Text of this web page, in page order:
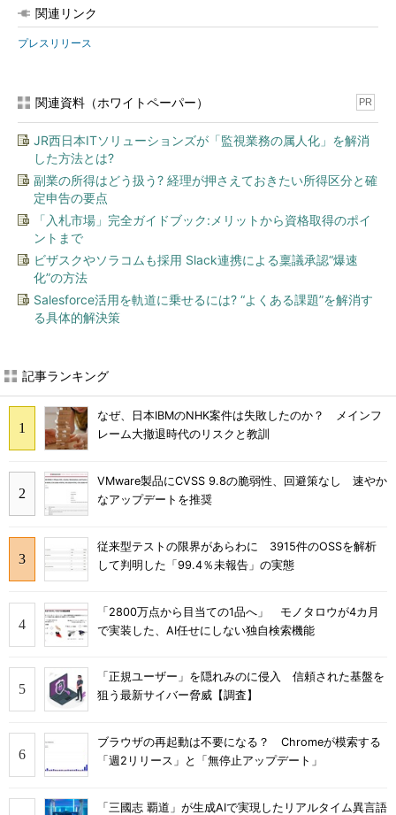
関連リンク
プレスリリース
関連資料（ホワイトペーパー） PR
JR西日本ITソリューションズが「監視業務の属人化」を解消
した方法とは?
副業の所得はどう扱う? 経理が押さえておきたい所得区分と確
定申告の要点
「入札市場」完全ガイドブック:メリットから資格取得のポイ
ントまで
ビザスクやソラコムも採用 Slack連携による稟議承認“爆速
化”の方法
Salesforce活用を軌道に乗せるには? “よくある課題”を解消す
る具体的解決策
記事ランキング
なぜ、日本IBMのNHK案件は失敗したのか？ メインフ
レーム大撤退時代のリスクと教訓
VMware製品にCVSS 9.8の脆弱性、回避策なし 速やか
なアップデートを推奨
従来型テストの限界があらわに 3915件のOSSを解析
して判明した「99.4％未報告」の実態
「2800万点から目当ての1品へ」 モノタロウが4カ月
で実装した、AI任せにしない独自検索機能
「正規ユーザー」を隠れみのに侵入 信頼された基盤を
狙う最新サイバー脅威【調査】
ブラウザの再起動は不要になる？ Chromeが模索する
「週2リリース」と「無停止アップデート」
「三國志 覇道」が生成AIで実現したリアルタイム異言語